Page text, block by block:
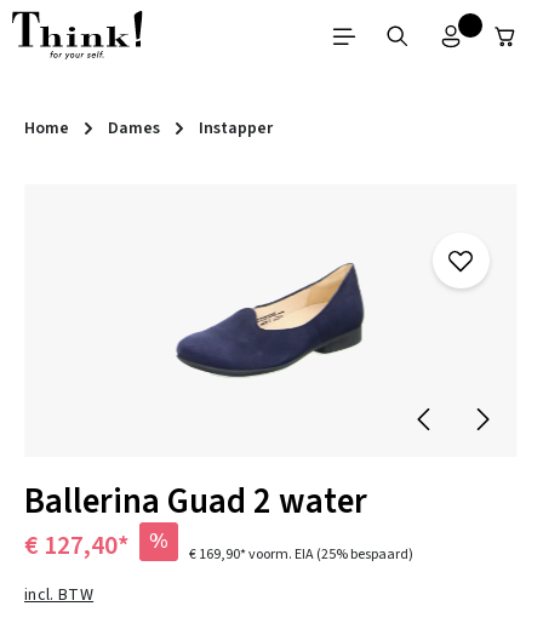
Ga naar de hoofdinhoud
Home Dames Instapper
Ballerina Guad 2 water
€ 127,40* % € 169,90*voorm. EIA(25% bespaard)
incl. BTW